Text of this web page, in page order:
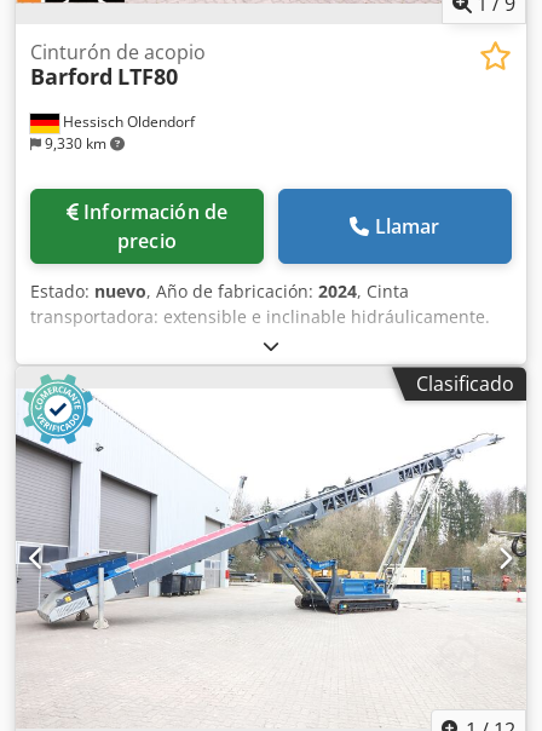
Hessisch Oldendorf
9,330 km
Cinturón de acopio
Barford LTF80
Información de
precio
Llamar
Estado: nuevo, Año de fabricación: 2024, Cinta
transportadora: extensible e inclinable hidráulicamente.
Rascadores: rascador delantero y trasero. Dedjikqxtopfx
Acqjkr Longitud de la cinta transportadora: 25 000 mm.
Motor: motor Caterpillar 4.4 de velocidad fija, 133 CV. Tren
de rodaje sobre orugas: placas de base de 400 mm. Altura
de descarga 22,5° / 27,5°: 8 820 / 11 000 mm. Ancho de la
cinta transportadora: 1 200 mm. Tolva de alimentación:
capacidad de 8 m³.
Clasificado